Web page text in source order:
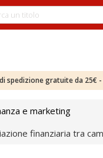
spedizione gratuite da
e marketing
finanziaria tra